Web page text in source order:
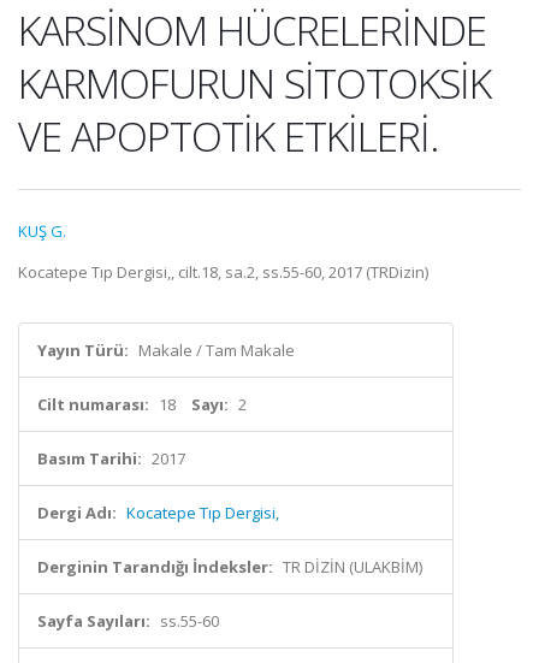
KARSİNOM HÜCRELERİNDE
KARMOFURUN SİTOTOKSİK
VE APOPTOTİK ETKİLERİ.
KUŞ G.
Kocatepe Tıp Dergisi,, cilt.18, sa.2, ss.55-60, 2017 (TRDizin)
Yayın Türü: Makale / Tam Makale
Cilt numarası: 18 Sayı: 2
Basım Tarihi: 2017
Dergi Adı: Kocatepe Tıp Dergisi,
Derginin Tarandığı İndeksler: TR DİZİN (ULAKBİM)
Sayfa Sayıları: ss.55-60